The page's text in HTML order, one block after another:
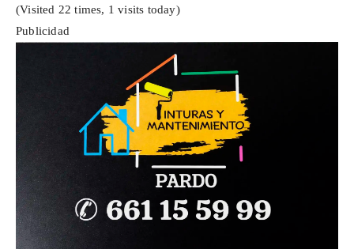
(Visited 22 times, 1 visits today)
Publicidad